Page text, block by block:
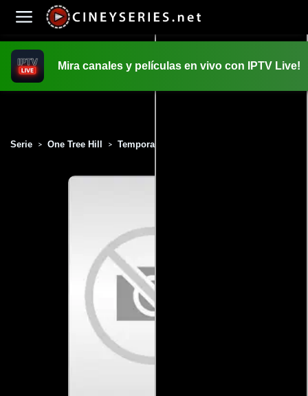
Mira canales y películas en vivo con IPTV Live!
Serie > One Tree Hill > Temporada 9